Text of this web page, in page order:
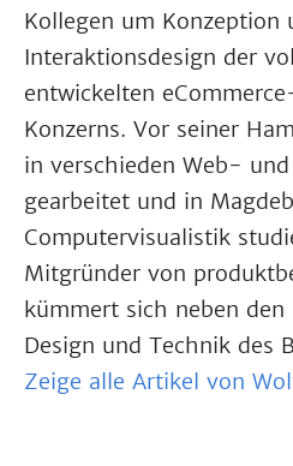
Kollegen um Konzeption
Interaktionsdesign der
entwickelten
Konzerns. Vor seiner
in verschieden Web-
gearbeitet und in
Computervisualistik
Mitgründer von
kümmert sich neben
Design und Technik des
Zeige alle Artikel von